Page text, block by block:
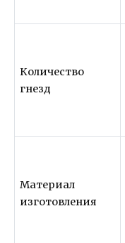
Количество
гнезд
Материал
изготовления